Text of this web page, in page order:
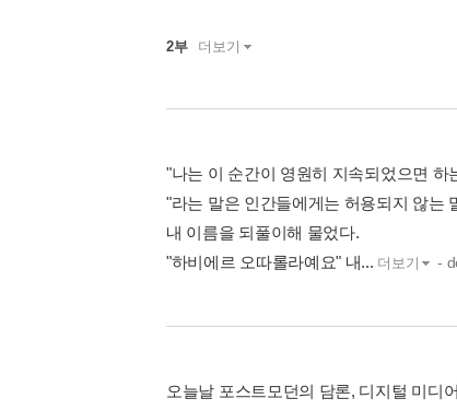
2부 더보기
"나는 이 순간이 영원히 지속되었으면
"라는 말은 인간들에게는 허용되지 않는
내 이름을 되풀이해 물었다.
"하비에르 오따롤라예요" 내... 더보기 -
오늘날 포스트모던의 담론, 디지털 미디